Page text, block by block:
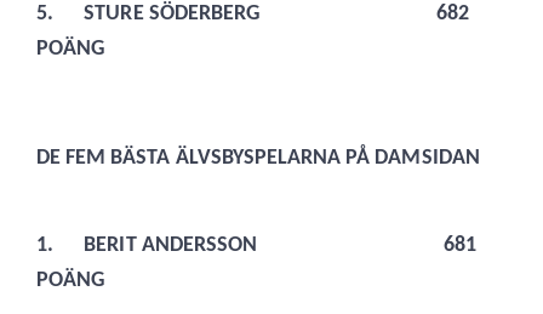
5.
STURE SÖDERBERG 682
POÄNG
DE FEM BÄSTA ÄLVSBYSPELARNA PÅ DAMSIDAN
1.
BERIT ANDERSSON 681
POÄNG